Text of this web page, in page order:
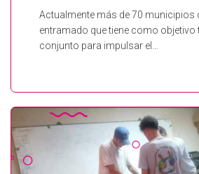
Actualmente más de 70 municipios
entramado que tiene como objetivo
conjunto para impulsar el…